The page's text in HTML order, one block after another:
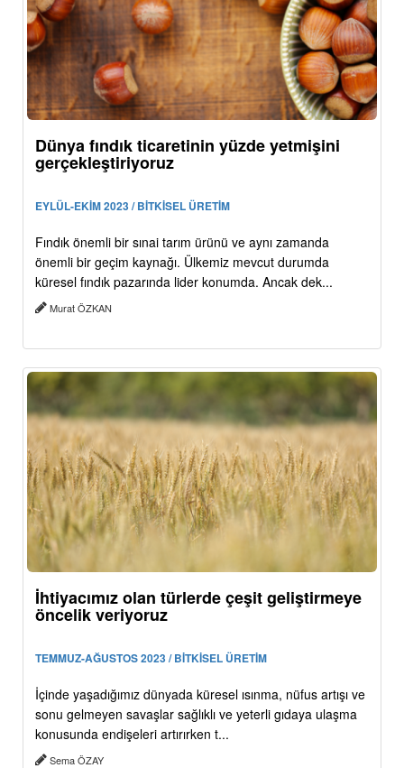
Dünya fındık ticaretinin yüzde yetmişini
gerçekleştiriyoruz
EYLÜL-EKİM 2023 / BİTKİSEL ÜRETİM
Fındık önemli bir sınai tarım ürünü ve aynı zamanda
önemli bir geçim kaynağı. Ülkemiz mevcut durumda
küresel fındık pazarında lider konumda. Ancak dek...
Murat ÖZKAN
İhtiyacımız olan türlerde çeşit geliştirmeye
öncelik veriyoruz
TEMMUZ-AĞUSTOS 2023 / BİTKİSEL ÜRETİM
İçinde yaşadığımız dünyada küresel ısınma, nüfus artışı ve
sonu gelmeyen savaşlar sağlıklı ve yeterli gıdaya ulaşma
konusunda endişeleri artırırken t...
Sema ÖZAY